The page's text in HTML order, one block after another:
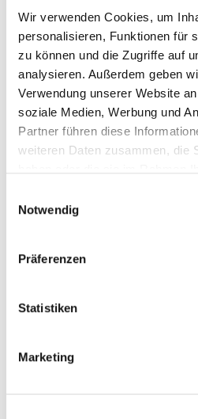
Wir verwenden Cookies, um
personalisieren, Funktionen für
zu können und die Zugriffe auf
analysieren. Außerdem geben
Verwendung unserer Website
soziale Medien, Werbung und
Partner führen diese
weiteren Daten zusammen, die
unsererDatenschutzerklärung.
Notwendig
Präferenzen
Statistiken
Marketing
Der Vogelgott